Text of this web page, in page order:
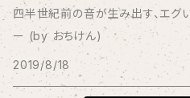
The Beths
THE BLACK SHANSONS
四半世紀前の音が生み出す、エグ
ー (by おちけん)
2019/8/18